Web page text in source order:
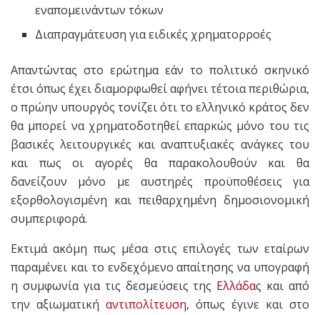
εναπομεινάντων τόκων
Διαπραγμάτευση για ειδικές χρηματορροές
Απαντώντας στο ερώτημα εάν το πολιτικό σκηνικό
έτσι όπως έχει διαμορφωθεί αφήνει τέτοια περιθώρια,
ο πρώην υπουργός τονίζει ότι το ελληνικό κράτος δεν
θα μπορεί να χρηματοδοτηθεί επαρκώς μόνο του τις
βασικές λειτουργικές και αναπτυξιακές ανάγκες του
και πως οι αγορές θα παρακολουθούν και θα
δανείζουν μόνο με αυστηρές προϋποθέσεις για
εξορθολογισμένη και πειθαρχημένη δημοσιονομική
συμπεριφορά.
Εκτιμά ακόμη πως μέσα στις επιλογές των εταίρων
παραμένει και το ενδεχόμενο απαίτησης να υπογραφή
η συμφωνία για τις δεσμεύσεις της Ελλάδας και από
την αξιωματική αντιπολίτευση, όπως έγινε και στο